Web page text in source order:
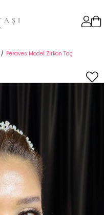
Peraves Model Zirkon Taç